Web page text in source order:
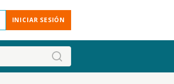
INICIAR SESIÓN